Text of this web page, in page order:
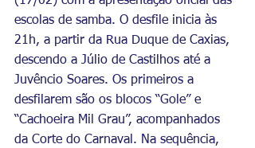
escolas de samba. O desfile inicia às
21h, a partir da Rua Duque de Caxias,
descendo a Júlio de Castilhos até a
Juvêncio Soares. Os primeiros a
desfilarem são os blocos “Gole” e
“Cachoeira Mil Grau”, acompanhados
da Corte do Carnaval. Na sequência,